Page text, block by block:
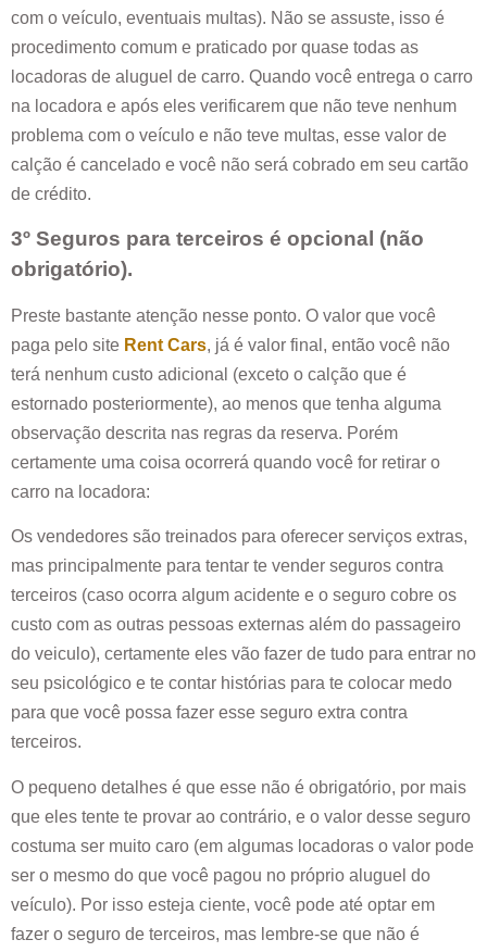
com o veículo, eventuais multas). Não se assuste, isso é
procedimento comum e praticado por quase todas as
locadoras de aluguel de carro. Quando você entrega o carro
na locadora e após eles verificarem que não teve nenhum
problema com o veículo e não teve multas, esse valor de
calção é cancelado e você não será cobrado em seu cartão
de crédito.
3º Seguros para terceiros é opcional (não
obrigatório).
Preste bastante atenção nesse ponto. O valor que você
paga pelo site Rent Cars, já é valor final, então você não
terá nenhum custo adicional (exceto o calção que é
estornado posteriormente), ao menos que tenha alguma
observação descrita nas regras da reserva. Porém
certamente uma coisa ocorrerá quando você for retirar o
carro na locadora:
Os vendedores são treinados para oferecer serviços extras,
mas principalmente para tentar te vender seguros contra
terceiros (caso ocorra algum acidente e o seguro cobre os
custo com as outras pessoas externas além do passageiro
do veiculo), certamente eles vão fazer de tudo para entrar no
seu psicológico e te contar histórias para te colocar medo
para que você possa fazer esse seguro extra contra
terceiros.
O pequeno detalhes é que esse não é obrigatório, por mais
que eles tente te provar ao contrário, e o valor desse seguro
costuma ser muito caro (em algumas locadoras o valor pode
ser o mesmo do que você pagou no próprio aluguel do
veículo). Por isso esteja ciente, você pode até optar em
fazer o seguro de terceiros, mas lembre-se que não é